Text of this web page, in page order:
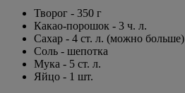
Творог - 350 г
Какао-порошок - 3 ч. л.
Сахар - 4 ст. л. (можно больше)
Соль - шепотка
Мука - 5 ст. л.
Яйцо - 1 шт.